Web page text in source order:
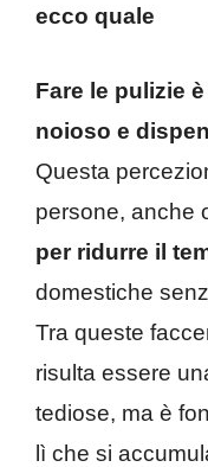
ecco quale
Fare le pulizie
noioso e
Questa
persone, anche
per ridurre il
domestiche
Tra queste
risulta essere
tediose, ma è
lì che si